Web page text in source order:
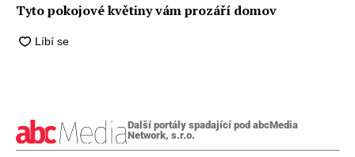
Tyto pokojové květiny vám prozáří domov
Další portály spadající pod abcMedia
Network, s.r.o.